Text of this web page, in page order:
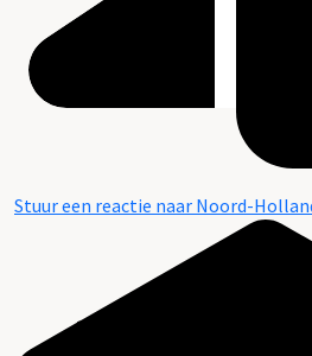
Stuur een reactie naar Noord-